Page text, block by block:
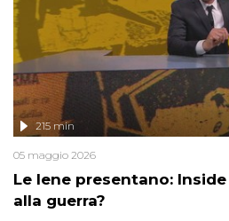
Le Iene presentano:
alla guerra?
215 min
05 maggio 2026